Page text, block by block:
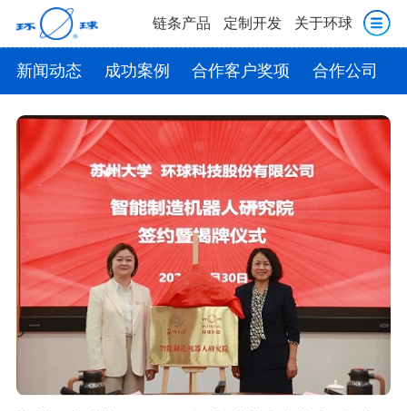
链条产品 定制开发 关于环球
新闻动态 成功案例 合作客户奖项 合作公司